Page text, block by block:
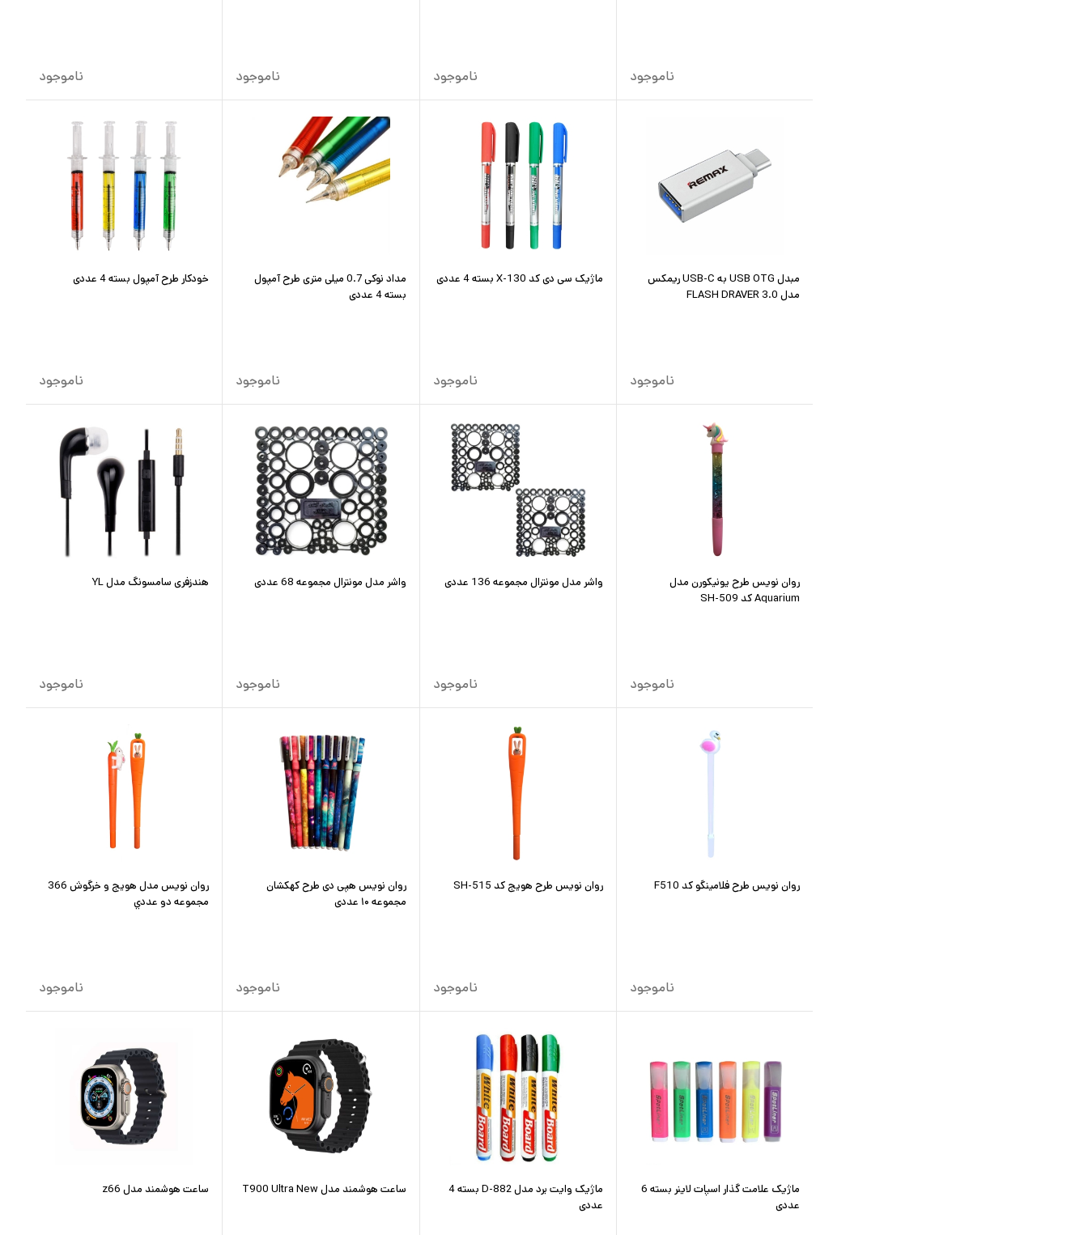
ناموجود ناموجود ناموجود ناموجود
مبدل USB OTG به USB-C ریمکس
مدل FLASH DRAVER 3.0
ناموجود
ماژیک سی دی کد X-130 بسته 4 عددی
ناموجود
مداد نوکی 0.7 میلی متری طرح آمپول
بسته 4 عددی
ناموجود
خودکار طرح آمپول بسته 4 عددی
ناموجود
روان نویس طرح یونیکورن مدل
Aquarium کد SH-509
ناموجود
واشر مدل مونترال مجموعه 136 عددی
ناموجود
واشر مدل مونترال مجموعه 68 عددی
ناموجود
هندزفری سامسونگ مدل YL
ناموجود
روان نویس طرح فلامینگو کد F510
ناموجود
روان نویس طرح هویج کد SH-515
ناموجود
روان نویس هپی دی طرح کهکشان
مجموعه ۱۰ عددی
ناموجود
روان نویس مدل هويج و خرگوش 366
مجموعه دو عددي
ناموجود
ماژیک علامت گذار اسپات لاینر بسته 6
عددی
ماژیک وایت برد مدل D-882 بسته 4
عددی
ساعت هوشمند مدل T900 Ultra New ساعت هوشمند مدل z66